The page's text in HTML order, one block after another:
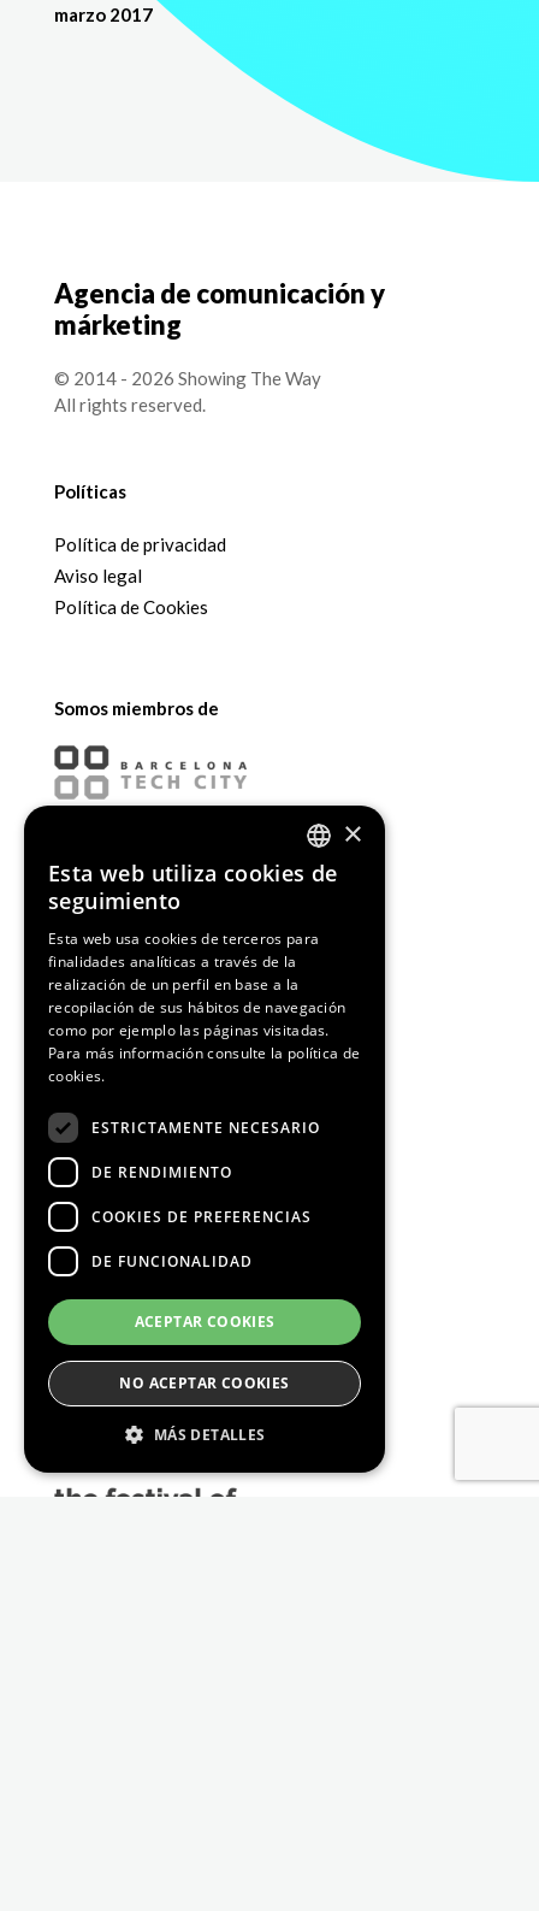
marzo 2017
Agencia de comunicación y
márketing
© 2014 - 2026 Showing The Way
All rights reserved.
Políticas
Política de privacidad
Aviso legal
Política de Cookies
Somos miembros de
Media Partners
ENGLISH
×
Esta web utiliza cookies de
seguimiento
Esta web usa cookies de terceros para
finalidades analíticas a través de la
realización de un perfil en base a la
recopilación de sus hábitos de navegación
como por ejemplo las páginas visitadas.
Para más información consulte la política de
cookies.
ESTRICTAMENTE NECESARIO
DE RENDIMIENTO
COOKIES DE PREFERENCIAS
DE FUNCIONALIDAD
ACEPTAR COOKIES
NO ACEPTAR COOKIES
MÁS DETALLES